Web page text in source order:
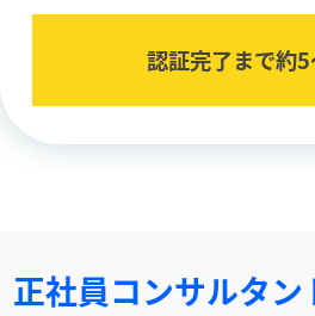
認証完了まで約
正社員コンサルタン